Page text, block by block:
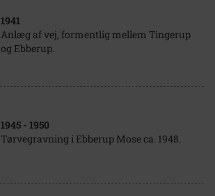
1941
Anlæg af vej, formentlig mellem Tingerup
og Ebberup.
1945 - 1950
Tørvegravning i Ebberup Mose ca. 1948.